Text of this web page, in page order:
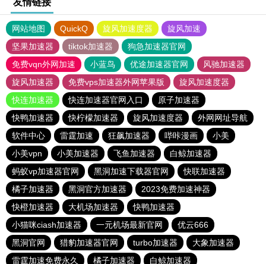
友情链接
网站地图 QuickQ 旋风加速度器
旋风加速
坚果加速器
tiktok加速器
狗急加速器官网
免费vqn外网加速
小蓝鸟 优途加速器官网
风驰加速器
旋风加速器
免费vps加速器外网苹果版
旋风加速度器
快连加速器
快连加速器官网入口
原子加速器
快鸭加速器
快柠檬加速器 旋风加速度器
外网网址导航
软件中心
雷霆加速 狂飙加速器 哔咔漫画
小美
小美vpn
小美加速器 飞鱼加速器
白鲸加速器
蚂蚁vp加速器官网
黑洞加速下载器官网
快联加速器
橘子加速器
黑洞官方加速器
2023免费加速神器
快橙加速器
大机场加速器
快鸭加速器
小猫咪ciash加速器
一元机场最新官网
优云666
黑洞官网
猎豹加速器官网 turbo加速器
大象加速器
雷霆加速免费永久
橘子加速器 白鲸加速器